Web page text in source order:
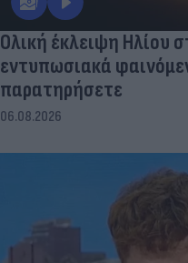
Ολική έκλειψη Ηλίου
εντυπωσιακά
παρατηρήσετε
06.08.2026